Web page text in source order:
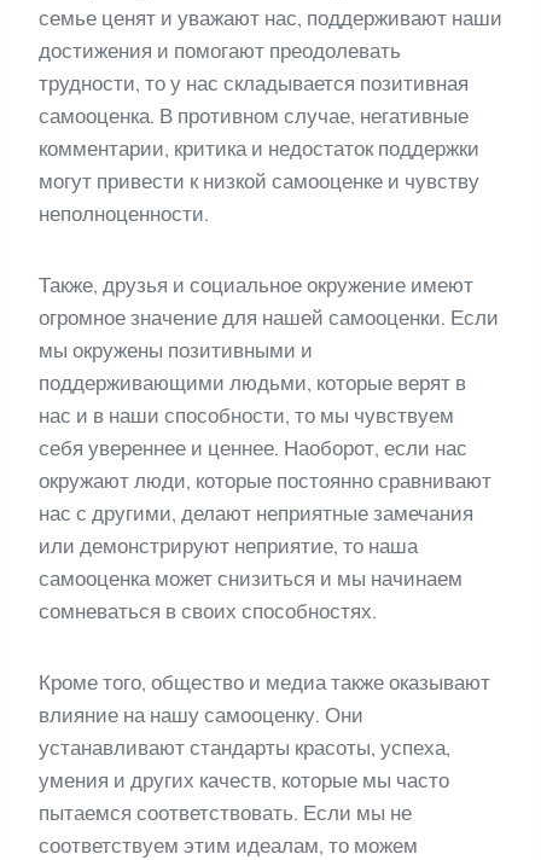
семье ценят и уважают нас, поддерживают наши
достижения и помогают преодолевать
трудности, то у нас складывается позитивная
самооценка. В противном случае, негативные
комментарии, критика и недостаток поддержки
могут привести к низкой самооценке и чувству
неполноценности.
Также, друзья и социальное окружение имеют
огромное значение для нашей самооценки. Если
мы окружены позитивными и
поддерживающими людьми, которые верят в
нас и в наши способности, то мы чувствуем
себя увереннее и ценнее. Наоборот, если нас
окружают люди, которые постоянно сравнивают
нас с другими, делают неприятные замечания
или демонстрируют неприятие, то наша
самооценка может снизиться и мы начинаем
сомневаться в своих способностях.
Кроме того, общество и медиа также оказывают
влияние на нашу самооценку. Они
устанавливают стандарты красоты, успеха,
умения и других качеств, которые мы часто
пытаемся соответствовать. Если мы не
соответствуем этим идеалам, то можем